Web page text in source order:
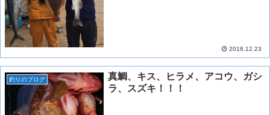
2018.12.23
釣りのブログ
真鯛、キス、ヒラメ、アコウ、ガシ
ラ、スズキ！！！